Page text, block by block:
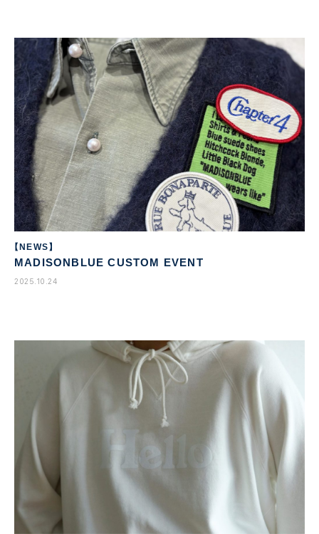
【NEWS】
MADISONBLUE CUSTOM EVENT
2025.10.24